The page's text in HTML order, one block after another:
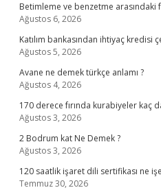
Betimleme ve benzetme arasındaki
Ağustos 6, 2026
Katılım bankasından ihtiyaç kredisi
Ağustos 5, 2026
Avane ne demek türkçe anlamı ?
Ağustos 4, 2026
170 derece fırında kurabiyeler kaç
Ağustos 3, 2026
2 Bodrum kat Ne Demek ?
Ağustos 3, 2026
120 saatlik işaret dili sertifikası ne
Temmuz 30, 2026